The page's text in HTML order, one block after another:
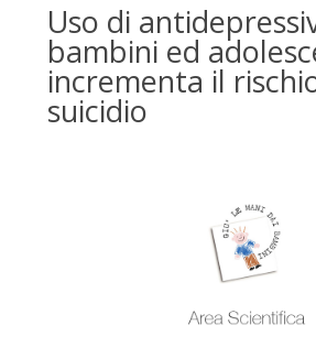
Uso di
bambini ed
incrementa il
suicidio